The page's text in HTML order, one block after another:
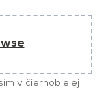
v čiernobielej